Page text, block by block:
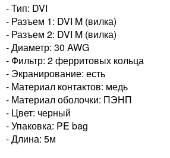
- Тип: DVI
- Разъем 1: DVI M (вилка)
- Разъем 2: DVI M (вилка)
- Диаметр: 30 AWG
- Фильтр: 2 ферритовых кольца
- Экранирование: есть
- Материал контактов: медь
- Материал оболочки: ПЭНП
- Цвет: черный
- Упаковка: PE bag
- Длина: 5м